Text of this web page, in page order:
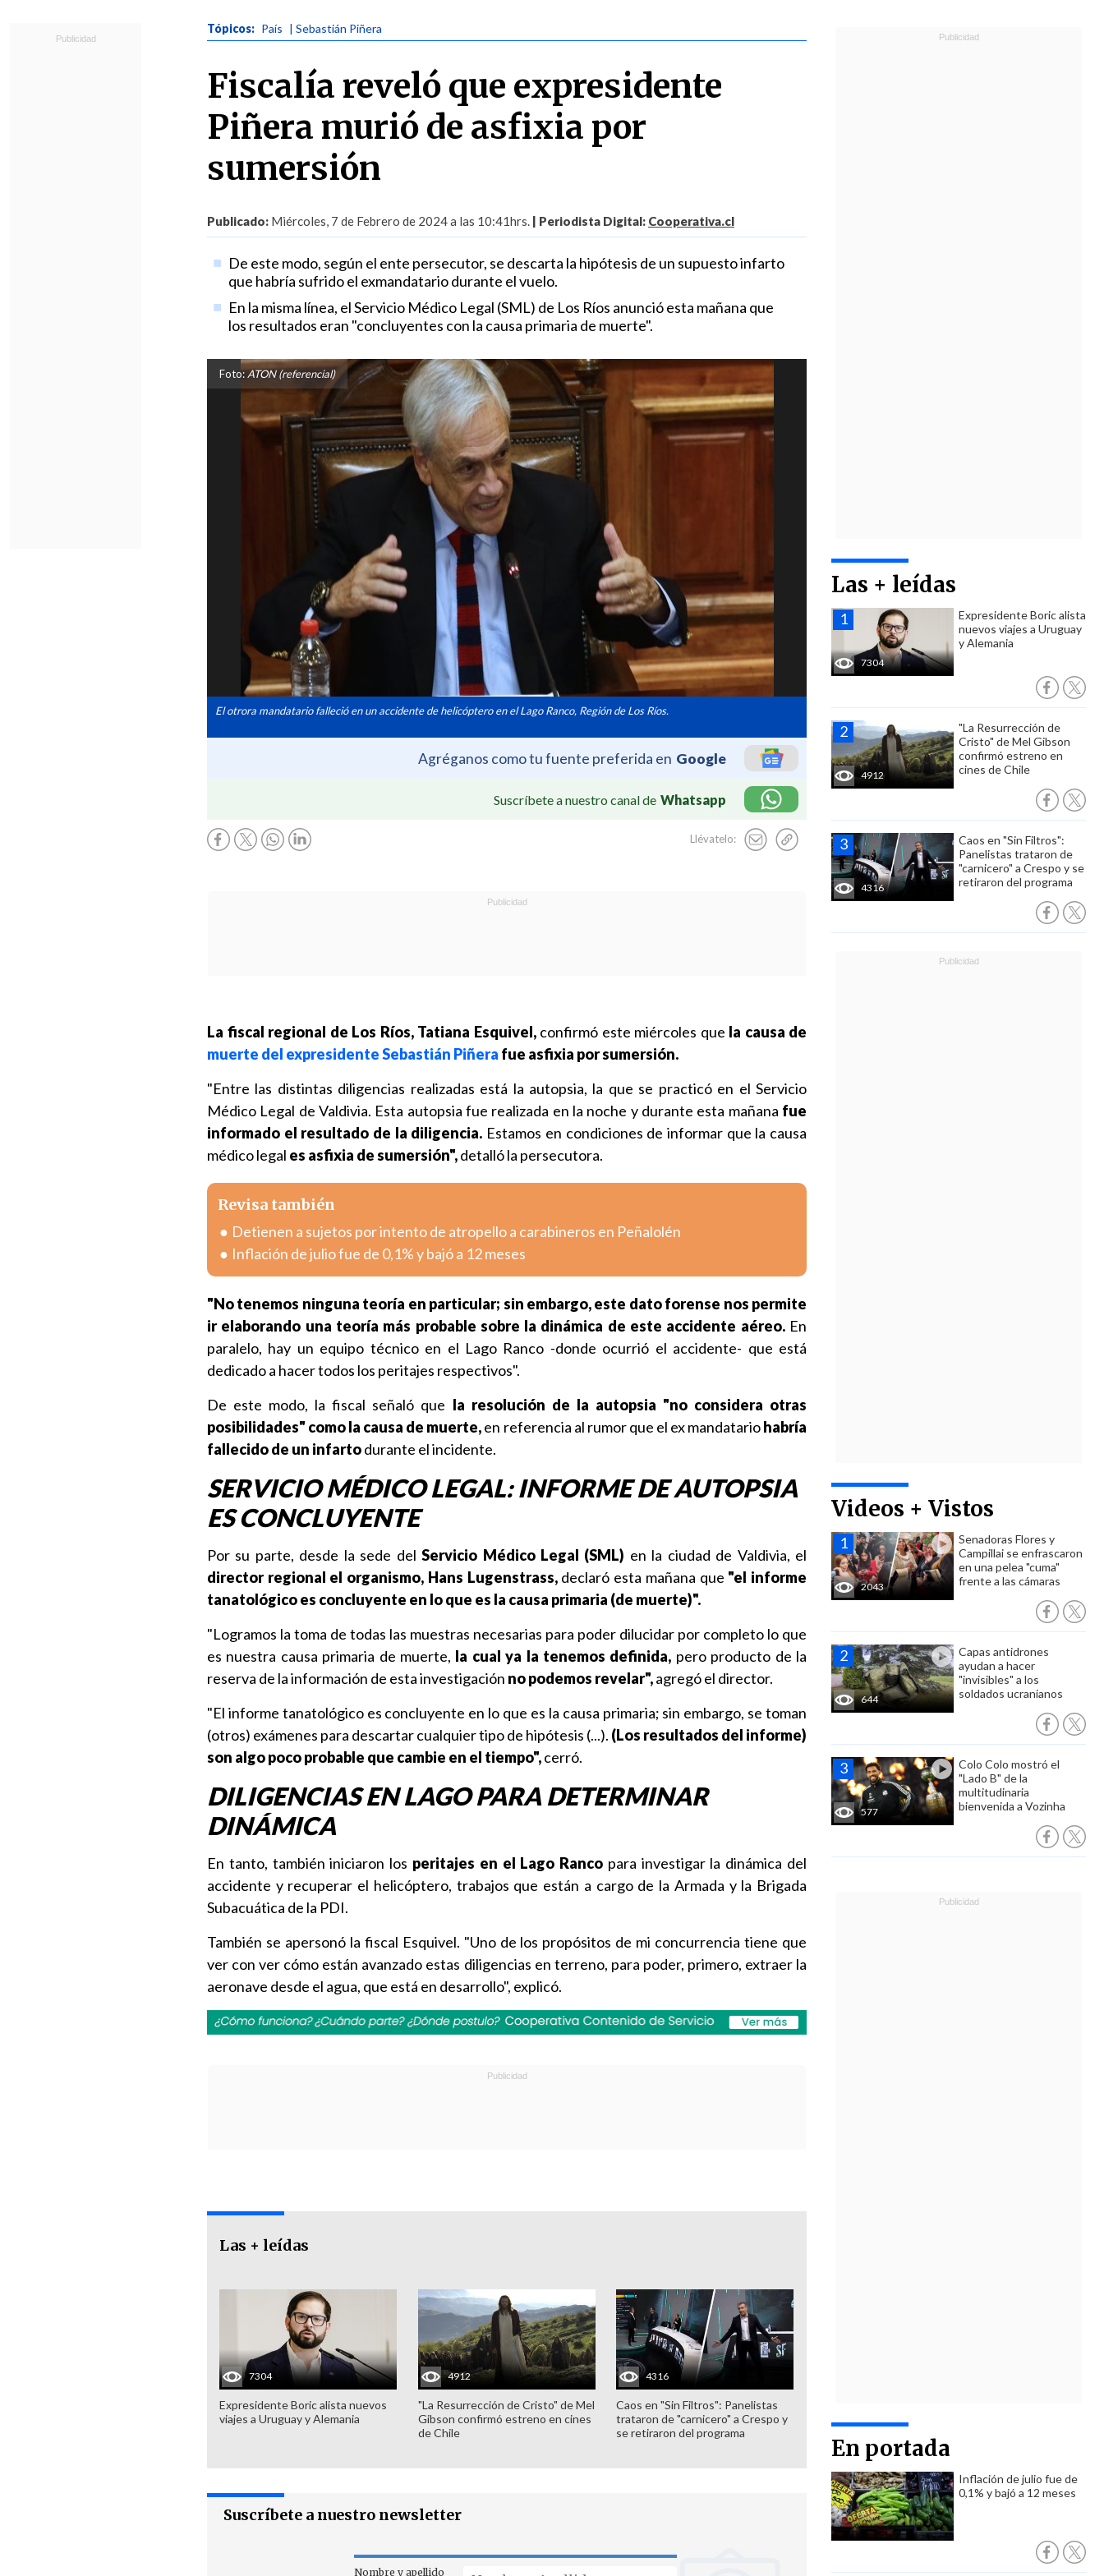
Tópicos: País | Sebastián Piñera
Fiscalía reveló que expresidente
Piñera murió de asfixia por
sumersión
Publicado: Miércoles, 7 de Febrero de 2024 a las 10:41hrs. | Periodista Digital: Cooperativa.cl
De este modo, según el ente persecutor, se descarta la hipótesis de un supuesto infarto
que habría sufrido el exmandatario durante el vuelo.
En la misma línea, el Servicio Médico Legal (SML) de Los Ríos anunció esta mañana que
los resultados eran "concluyentes con la causa primaria de muerte".
Foto:ATON (referencial)
El otrora mandatario falleció en un accidente de helicóptero en el Lago Ranco, Región de Los Ríos.
Agréganos como tu fuente preferida en Google
Suscríbete a nuestro canal de Whatsapp
Llévatelo:
Las + leídas
7304
Expresidente Boric alista
nuevos viajes a Uruguay
y Alemania
4912
"La Resurrección de
Cristo" de Mel Gibson
confirmó estreno en
cines de Chile
4316
Caos en "Sin Filtros":
Panelistas trataron de
"carnicero" a Crespo y se
retiraron del programa
Videos + Vistos
2043
Senadoras Flores y
Campillai se enfrascaron
en una pelea "cuma"
frente a las cámaras
644
Capas antidrones
ayudan a hacer
"invisibles" a los
soldados ucranianos
577
Colo Colo mostró el
"Lado B" de la
multitudinaria
bienvenida a Vozinha
En portada
Inflación de julio fue de
0,1% y bajó a 12 meses
La fiscal regional de Los Ríos, Tatiana Esquivel,confirmó este miércoles que la causa de
muerte del expresidente Sebastián Piñera fue asfixia por sumersión.
"Entre las distintas diligencias realizadas está la autopsia, la que se practicó en el Servicio
Médico Legal de Valdivia. Esta autopsia fue realizada en la noche y durante esta mañana fue
informado el resultado de la diligencia. Estamos en condiciones de informar que la causa
médico legal es asfixia de sumersión",detalló la persecutora.
Revisa también
Detienen a sujetos por intento de atropello a carabineros en Peñalolén
Inflación de julio fue de 0,1% y bajó a 12 meses
"No tenemos ninguna teoría en particular; sin embargo, este dato forense nos permite
ir elaborando una teoría más probable sobre la dinámica de este accidente aéreo. En
paralelo, hay un equipo técnico en el Lago Ranco -donde ocurrió el accidente- que está
dedicado a hacer todos los peritajes respectivos".
De este modo, la fiscal señaló que la resolución de la autopsia "no considera otras
posibilidades" como la causa de muerte,en referencia al rumor que el ex mandatariohabría
fallecido de un infartodurante el incidente.
SERVICIO MÉDICO LEGAL: INFORME DE AUTOPSIA
ES CONCLUYENTE
Por su parte, desde la sede delServicio Médico Legal (SML) en la ciudad de Valdivia, el
director regional el organismo, Hans Lugenstrass,declaró esta mañana que "el informe
tanatológico es concluyente en lo que es la causa primaria (de muerte)".
"Logramos la toma de todas las muestras necesarias para poder dilucidar por completo lo que
es nuestra causa primaria de muerte, la cual ya la tenemos definida, pero producto de la
reserva de la información de esta investigación no podemos revelar",agregó el director.
"El informe tanatológico es concluyente en lo que es la causa primaria; sin embargo, se toman
(otros) exámenes para descartar cualquier tipo de hipótesis (...). (Los resultados del informe)
son algo poco probable que cambie en el tiempo",cerró.
DILIGENCIAS EN LAGO PARA DETERMINAR
DINÁMICA
En tanto, también iniciaron los peritajes en el Lago Ranco para investigar la dinámica del
accidente y recuperar el helicóptero, trabajos que están a cargo de la Armada y la Brigada
Subacuática de la PDI.
También se apersonó la fiscal Esquivel. "Uno de los propósitos de mi concurrencia tiene que
ver con ver cómo están avanzado estas diligencias en terreno, para poder, primero, extraer la
aeronave desde el agua, que está en desarrollo", explicó.
Las + leídas
7304
Expresidente Boric alista nuevos
viajes a Uruguay y Alemania
4912
"La Resurrección de Cristo" de Mel
Gibson confirmó estreno en cines
de Chile
4316
Caos en "Sin Filtros": Panelistas
trataron de "carnicero" a Crespo y
se retiraron del programa
Suscríbete a nuestro newsletter
Nombre y apellido